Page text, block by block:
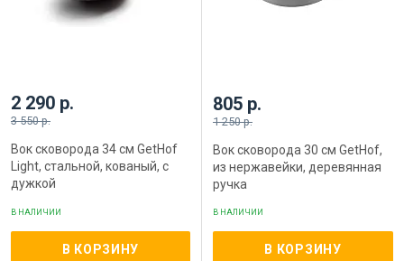
2 290 р.
3 550 р.
Вок сковорода 34 см GetHof
Light, стальной, кованый, с
дужкой
В НАЛИЧИИ
В КОРЗИНУ
805 р.
1 250 р.
Вок сковорода 30 см GetHof,
из нержавейки, деревянная
ручка
В НАЛИЧИИ
В КОРЗИНУ